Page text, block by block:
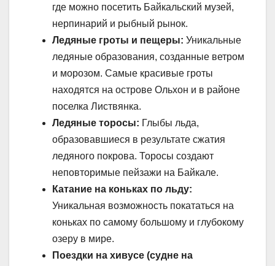
где можно посетить Байкальский музей,
нерпинарий и рыбный рынок.
Ледяные гроты и пещеры: Уникальные
ледяные образования, созданные ветром
и морозом. Самые красивые гроты
находятся на острове Ольхон и в районе
поселка Листвянка.
Ледяные торосы: Глыбы льда,
образовавшиеся в результате сжатия
ледяного покрова. Торосы создают
неповторимые пейзажи на Байкале.
Катание на коньках по льду:
Уникальная возможность покататься на
коньках по самому большому и глубокому
озеру в мире.
Поездки на хивусе (судне на